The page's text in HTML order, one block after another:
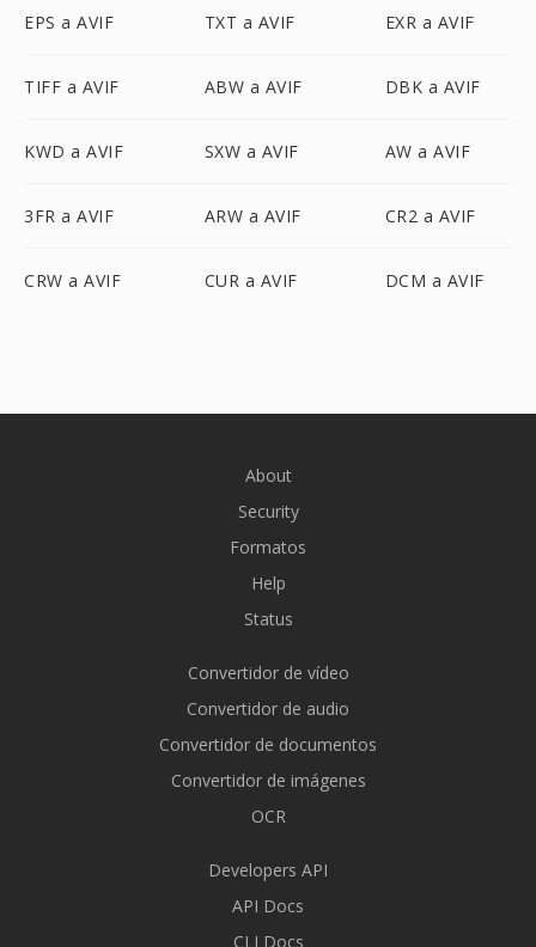
EPS a AVIF TXT a AVIF EXR a AVIF
TIFF a AVIF ABW a AVIF DBK a AVIF
KWD a AVIF SXW a AVIF AW a AVIF
3FR a AVIF ARW a AVIF CR2 a AVIF
CRW a AVIF CUR a AVIF DCM a AVIF
About
Security
Formatos
Help
Status
Convertidor de vídeo
Convertidor de audio
Convertidor de documentos
Convertidor de imágenes
OCR
Developers API
API Docs
CLI Docs